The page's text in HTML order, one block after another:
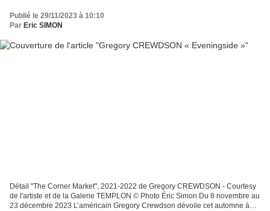
Publié le 29/11/2023 à 10:10
Par Eric SIMON
Détail "The Corner Market", 2021-2022 de Gregory CREWDSON - Courtesy
de l'artiste et de la Galerie TEMPLON © Photo Éric Simon Du 8 novembre au
23 décembre 2023 L’américain Gregory Crewdson dévoile cet automne à